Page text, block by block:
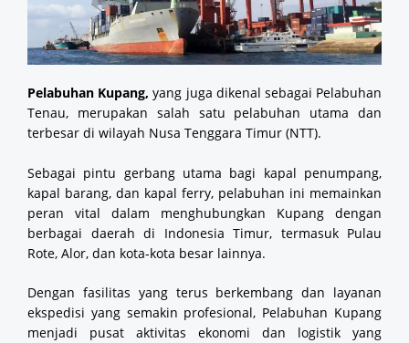
Pelabuhan Kupang, yang juga dikenal sebagai Pelabuhan
Tenau, merupakan salah satu pelabuhan utama dan
terbesar di wilayah Nusa Tenggara Timur (NTT).
Sebagai pintu gerbang utama bagi kapal penumpang,
kapal barang, dan kapal ferry, pelabuhan ini memainkan
peran vital dalam menghubungkan Kupang dengan
berbagai daerah di Indonesia Timur, termasuk Pulau
Rote, Alor, dan kota-kota besar lainnya.
Dengan fasilitas yang terus berkembang dan layanan
ekspedisi yang semakin profesional, Pelabuhan Kupang
menjadi pusat aktivitas ekonomi dan logistik yang